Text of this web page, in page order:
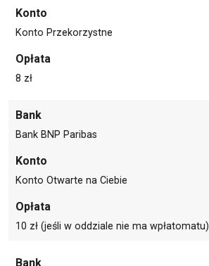
Konto
Konto Przekorzystne
Opłata
8 zł
Bank
Bank BNP Paribas
Konto
Konto Otwarte na Ciebie
Opłata
10 zł (jeśli w oddziale nie ma wpłatomatu)
Bank